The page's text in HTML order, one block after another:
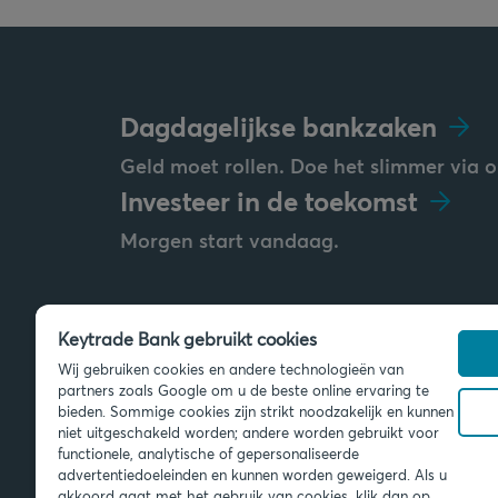
Dagdagelijkse bankzaken
Geld moet rollen. Doe het slimmer via
Investeer in de toekomst
Morgen start vandaag.
Stuur ons een bericht
info@keytradebank.com
Keytrade Bank gebruikt cookies
Wij gebruiken cookies en andere technologieën van
partners zoals Google om u de beste online ervaring te
bieden. Sommige cookies zijn strikt noodzakelijk en kunnen
niet uitgeschakeld worden; andere worden gebruikt voor
functionele, analytische of gepersonaliseerde
advertentiedoeleinden en kunnen worden geweigerd. Als u